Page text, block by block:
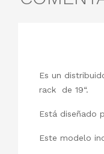
Es un
rack de 19“.
Está diseñado
Este modelo